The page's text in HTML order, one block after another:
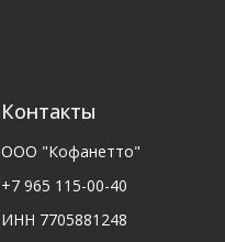
Контакты
ООО "Кофанетто"
+7 965 115-00-40
ИНН 7705881248